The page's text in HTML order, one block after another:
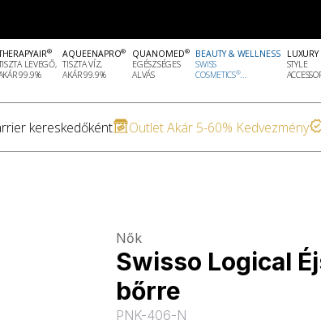
®
LEVEGŐ,
99.9%
AQUEENAPRO®
TISZTA VÍZ,
AKÁR 99.9%
QUANOMED®
EGÉSZSÉGES
ALVÁS
BEAUTY & WELLNESS
SWISS
COSMETICS®...
LUXURY
STYLE
kereskedőként Outlet Akár 5-60% Kedvezmény
Nők
Swisso Logical
bőrre
PNK-406-N